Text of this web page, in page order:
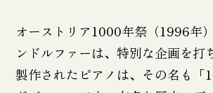
オーストリア1000年祭（1996年
ンドルファーは、特別な企画を打
製作されたピアノは、その名も「